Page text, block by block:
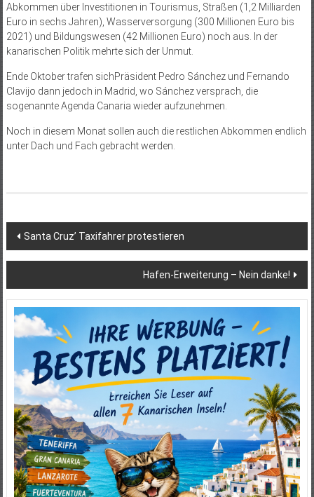
Abkommen über Investitionen in Tourismus, Straßen (1,2 Milliarden
Euro in sechs Jahren), Wasserversorgung (300 Millionen Euro bis
2021) und Bildungswesen (42 Millionen Euro) noch aus. In der
kanarischen Politik mehrte sich der Unmut.
Ende Oktober trafen sichPräsident Pedro Sánchez und Fernando
Clavijo dann jedoch in Madrid, wo Sánchez versprach, die
sogenannte Agenda Canaria wieder aufzunehmen.
Noch in diesem Monat sollen auch die restlichen Abkommen endlich
unter Dach und Fach gebracht werden.
Beitragsnavigation
Santa Cruz’ Taxifahrer protestieren
Hafen-Erweiterung – Nein danke!